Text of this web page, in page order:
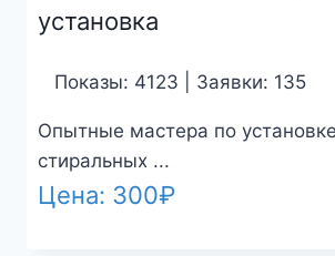
установка
Показы: 4123 | Заявки: 135
Опытные мастера по
стиральных ...
Цена: 300₽